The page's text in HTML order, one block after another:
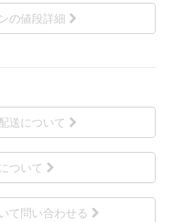
の値段詳細
送について
ついて
て問い合わせる